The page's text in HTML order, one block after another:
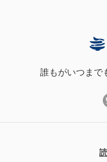
誰もがいつまで